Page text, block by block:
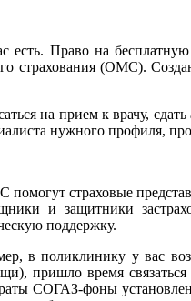
есть. Право на
страхования (ОМС).
на прием к врачу,
нужного профиля,
помогут страховые
и защитники
поддержку.
в поликлинику у вас
пришло время
СОГАЗ-фоны